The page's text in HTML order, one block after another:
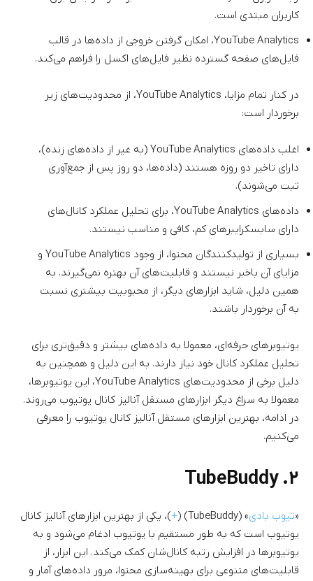
کاربران مبتدی است.
YouTube Analytics، امکان گرفتن خروجی از داده‌ها در قالب
فایل‌های صفحه گسترده نظیر فایل‌های اکسل را فراهم می‌کند.
در کنار تمام مزایا، YouTube Analytics، از محدودیت‌های زیر
برخوردار است:
اغلب داده‌های YouTube Analytics (به غیر از داده‌های زنده)،
دارای تاخیر دو روزه هستند (داده‌ها، دو روز پس از جمع‌آوری
ثبت می‌شوند).
داده‌های YouTube Analytics، برای تحلیل عملکرد کانال‌‌های
دارای سابسکرایبرهای کم، کافی و مناسب نیستند.
بسیاری از تولیدکنندگان محتوا، از وجود YouTube Analytics و
مزایای آن باخبر نیستند و قابلیت‌های آن بهتره نمی‌گیرند. به
همین دلیل، شاید ابزارهای دیگر، از محبوبیت بیشتری نسبت
به آن برخوردار باشند.
یوتیوبرهای حرفه‌ای، معمولا به داده‌های بیشتر و دقیق‌تری برای
تحلیل عملکرد کانال خود نیاز دارند. به این دلیل و همچنین به
دلیل برخی از محدودیت‌های YouTube Analytics، این یوتیوبرها،
معمولا به سراغ دیگر ابزارهای مستقل آنالیز کانال یوتیوب می‌روند.
در ادامه، بهترین ابزارهای مستقل آنالیز کانال یوتیوب را معرفی
می‌کنیم.
۲. TubeBuddy
«تیوب بادی» (TubeBuddy) (
+)، یکی از بهترین ابزارهای آنالیز کانال
یوتیوب است که به طور مستقیم با یوتیوب ادغام می‌شود و به
یوتیوبرها در افزایش رتبه کانال‌شان کمک می‌کند. این ابزار، از
قابلیت‌های متنوعی برای بهینه‌سازی محتوا، مرور داده‌های آمار و